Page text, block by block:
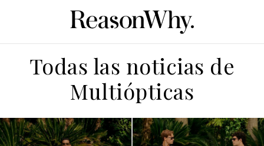
Todas las noticias de
Multiópticas